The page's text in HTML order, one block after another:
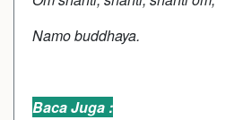
Namo buddhaya.
Baca Juga :